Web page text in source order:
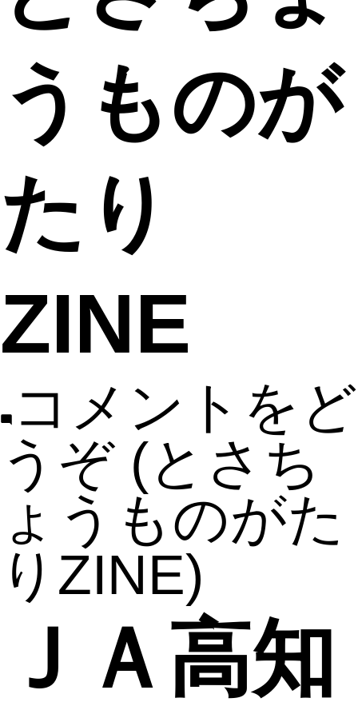
うものが
たり
ZINE
コメントをど
うぞ (とさち
ょうものがた
りZINE)
ＪＡ高知